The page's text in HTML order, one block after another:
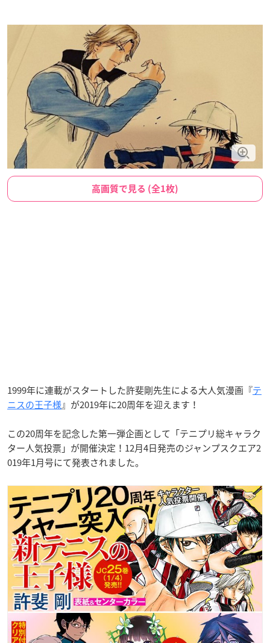
高画質で見る (全1枚)
1999年に連載がスタートした許斐剛先生による大人気漫画『テ
ニスの王子様』が2019年に20周年を迎えます！
この20周年を記念した第一弾企画として「テニプリ総キャラク
ター人気投票」が開催決定！12月4日発売のジャンプスクエア2
019年1月号にて発表されました。